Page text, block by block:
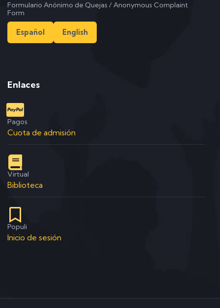
Formulario Anónimo de Quejas / Anonymous Complaint
Form
Español English
Enlaces
Pagos
Cuota de admisión
Virtual
Biblioteca
Populi
Inicio de sesión